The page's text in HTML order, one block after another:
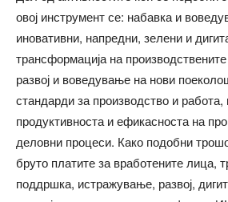
овој инструмент се: набавка и
иновативни, напредни, зелени и
трансформација на
развој и воведување на нови
стандарди за производство и
продуктивноста и ефикасноста на
деловни процеси. Како подобни
бруто платите за вработените лица,
поддршка, истражување, развој,